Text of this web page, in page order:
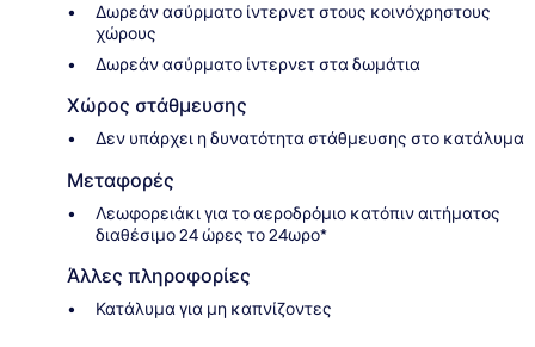
Δωρεάν ασύρματο ίντερνετ στους κοινόχρηστους
χώρους
Δωρεάν ασύρματο ίντερνετ στα δωμάτια
Χώρος στάθμευσης
Δεν υπάρχει η δυνατότητα στάθμευσης στο κατάλυμα
Μεταφορές
Λεωφορειάκι για το αεροδρόμιο κατόπιν αιτήματος
διαθέσιμο 24 ώρες το 24ωρο*
Άλλες πληροφορίες
Κατάλυμα για μη καπνίζοντες